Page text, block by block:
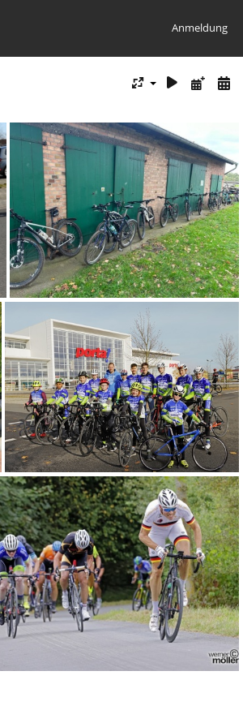
Anmeldung
(4.60) IMG-20231022-WA0002
(4.60) R5 2021 Alpecin Cup GT Porta Teamfoto